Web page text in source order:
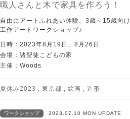
職人さんと木で家具を作ろう！
自由にアートふれあい体験、3歳～15歳向け
工作アートワークショップ♪
日時：2023年8月19日、8月26日
会場：諸聖徒こどもの家
主催：Woods
夏休み2023 , 東京都 , 絵画 , 造形
ワークショップ 2023.07.10 MON UPDATE